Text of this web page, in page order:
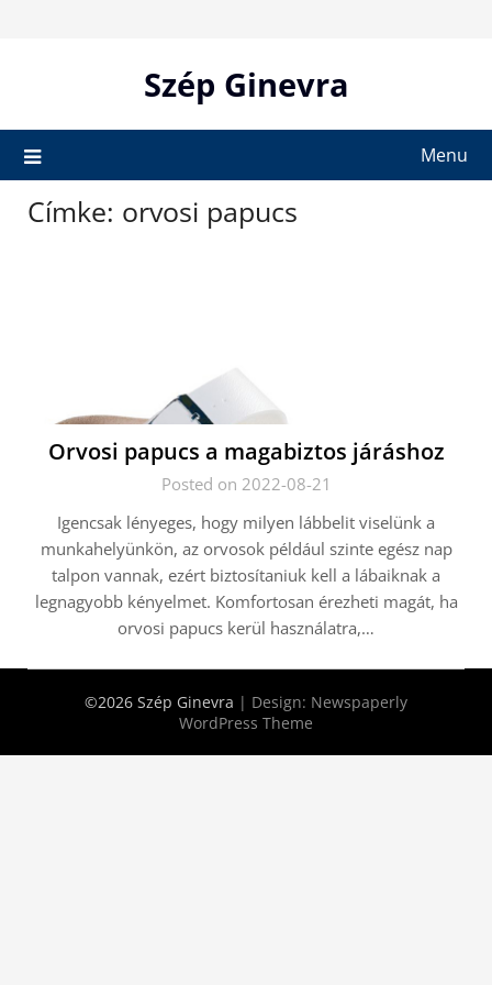
Szép Ginevra
Menu
Címke: orvosi papucs
Orvosi papucs a magabiztos járáshoz
Posted on 2022-08-21
Igencsak lényeges, hogy milyen lábbelit viselünk a
munkahelyünkön, az orvosok például szinte egész nap
talpon vannak, ezért biztosítaniuk kell a lábaiknak a
legnagyobb kényelmet. Komfortosan érezheti magát, ha
orvosi papucs kerül használatra,…
©2026 Szép Ginevra | Design: Newspaperly
WordPress Theme